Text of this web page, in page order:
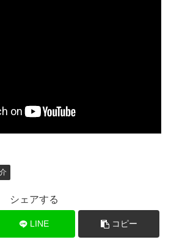
シェアする
LINE コピー